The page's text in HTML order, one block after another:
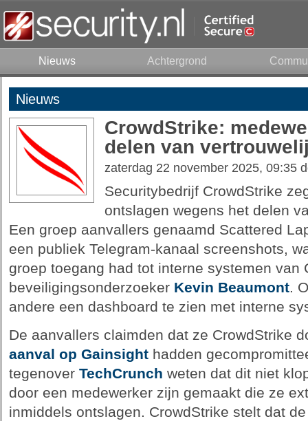
Nieuws Achtergrond
Nieuws
CrowdStrike:
delen van
zaterdag 22 november 2025, 09:35
Securitybedrijf CrowdStrike
ontslagen wegens het delen
Een groep aanvallers genaamd Scattered
een publiek Telegram-kanaal screenshots,
groep toegang had tot interne systemen van
beveiligingsonderzoeker Kevin Beaumont.
andere een dashboard te zien met interne
De aanvallers claimden dat ze CrowdStrike
aanval op Gainsighthadden
tegenover TechCrunch weten dat dit niet
door een medewerker zijn gemaakt die ze
inmiddels ontslagen. CrowdStrike stelt dat